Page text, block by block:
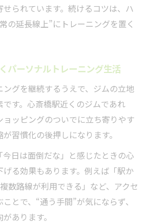
られています。続けるコツは、ハ
の延長線上”にトレーニングを置く
パーソナルトレーニング生活
グを継続するうえで、ジムの立地
です。心斎橋駅近くのジムであれ
ョッピングのついでに立ち寄りやす
習慣化の後押しになります。
今日は面倒だな」と感じたときの心
る効果もあります。例えば「駅か
数路線が利用できる」など、アクセ
とで、“通う手間”が気にならず、
あります。